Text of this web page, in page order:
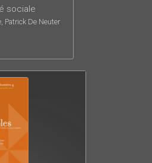
sociale
Patrick De Neuter